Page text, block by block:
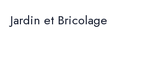
contenu
Jardin et Bricolage